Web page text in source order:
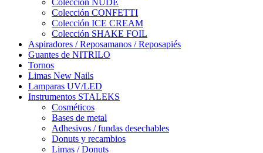
Colección NUDE
Colección CONFETTI
Colección ICE CREAM
Colección SHAKE FOIL
Aspiradores / Reposamanos / Reposapiés
Guantes de NITRILO
Tornos
Limas New Nails
Lamparas UV/LED
Instrumentos STALEKS
Cosméticos
Bases de metal
Adhesivos / fundas desechables
Donuts y recambios
Limas / Donuts